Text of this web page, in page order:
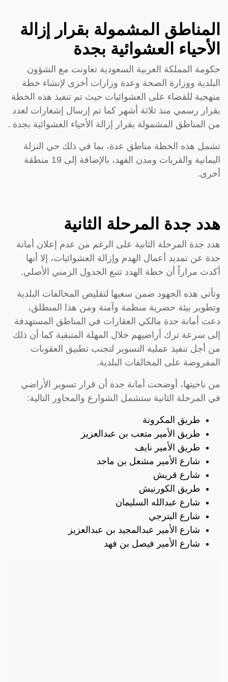
المناطق المشمولة بقرار إزالة
الأحياء العشوائية بجدة
حكومة المملكة العربية السعودية تعاونت مع الشؤون
البلدية ووزارة الصحة وعدة وزارات أخرى لإنشاء خطة
منهجية للقضاء على العشوائيات حيث تم تنفيذ هذه الخطة
بقرار رسمي منذ ثلاثة أشهر كما تم إرسال إشعارات لعدد
من المناطق المشمولة بقرار إزالة الأحياء العشوائية بجدة .
تشمل هذه الخطة مناطق عدة، بما في ذلك حي النزلة
اليمانية والقريات ومدن الفهد، بالإضافة إلى 19 منطقة
أخرى.
هدد جدة المرحلة الثانية
هدد جدة المرحلة الثانية على الرغم من عدم إعلان أمانة
جدة عن تمديد أعمال الهدم وإزالة العشوائيات، إلا أنها
أكدت مراراً أن خطة الهدد تتبع الجدول الزمني الأصلي.
وتأتي هذه الجهود ضمن سعيها لتقليص المخالفات البلدية
وتطوير بيئة حضرية منظمة وآمنة ومن هذا المنطلق،
دعت أمانة جدة مالكي العقارات في المناطق المستهدفة
إلى سرعة ترك أراضيهم خلال المهلة المتبقية كما أن ذلك
من أجل تنفيذ عملية التسوير لتجنب تطبيق العقوبات
المفروضة على المخالفات البلدية.
من ناحيتها، أوضحت أمانة جدة أن قرار تسوير الأراضي
في المرحلة الثانية ستشمل الشوارع والمحاور التالية:
طريق المكرونة
طريق الأمير متعب بن عبدالعزيز
طريق الأمير نايف
شارع الأمير مشعل بن ماجد
شارع قريش
طريق الكورنيش
شارع عبدالله السليمان
شارع البترجي
شارع الأمير عبدالمجيد بن عبدالعزيز
شارع الأمير فيصل بن فهد